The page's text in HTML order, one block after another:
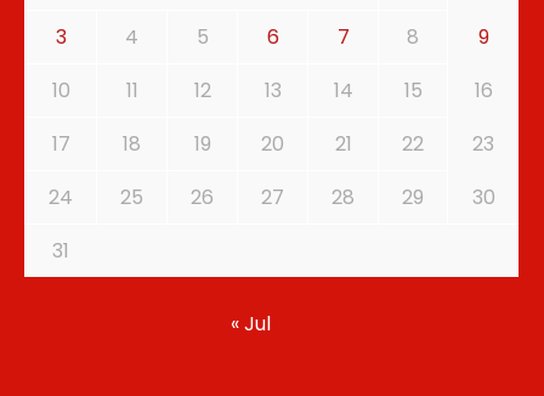
3
4 5 6 7 8
9
10
11 12 13 14 15
16
17
18 19 20 21 22
23
24
25 26 27 28 29
30
31
« Jul